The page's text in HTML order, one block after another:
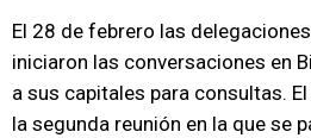
El 28 de febrero las
iniciaron las conversaciones en
a sus capitales para consultas.
la segunda reunión en la que se